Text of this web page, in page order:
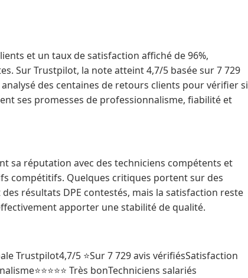
et un taux de satisfaction affiché de 96%,
Sur Trustpilot, la note atteint 4,7/5 basée sur 7 729
des centaines de retours clients pour vérifier si
ses promesses de professionnalisme, fiabilité et
sa réputation avec des techniciens compétents et
compétitifs. Quelques critiques portent sur des
résultats DPE contestés, mais la satisfaction reste
apporter une stabilité de qualité.
Trustpilot4,7/5 ⭐Sur 7 729 avis vérifiésSatisfaction
Très bonTechniciens salariés